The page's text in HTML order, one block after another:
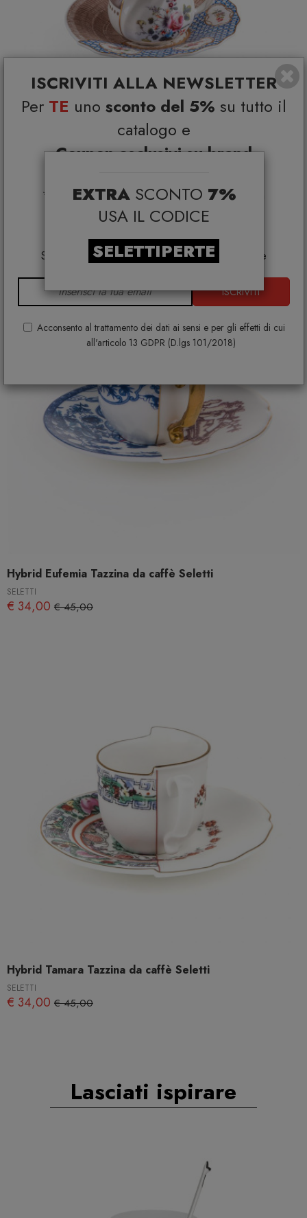
ISCRIVITI ALLA NEWSLETTER
Per TE uno sconto del 5% su tutto il
catalogo e
Coupon esclusivi su brand
*Coupon non cumulabile con altre promo e non
applicabile su:
Smeg, Bontempi Casa, Samsonite, BBB Italia,
Franke, Gufram, Memphis, Plust, Gervasoni,
Samsung, Faber, Dunavox, Zafferano, VG, Slide
ISCRIVITI
Acconsento al trattamento dei dati ai sensi e per gli effetti di cui
all'articolo 13 GDPR (D.lgs 101/2018)
EXTRA SCONTO 7%
USA IL CODICE
SELETTIPERTE
Hybrid Eufemia Tazzina da caffè Seletti
SELETTI
€ 34,00 € 45,00
Hybrid Tamara Tazzina da caffè Seletti
SELETTI
€ 34,00 € 45,00
Lasciati ispirare